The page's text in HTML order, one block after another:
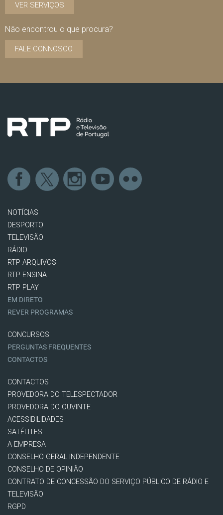
VER SERVIÇOS
Não encontrou o que procura?
FALE CONNOSCO
NOTÍCIAS
DESPORTO
TELEVISÃO
RÁDIO
RTP ARQUIVOS
RTP ENSINA
RTP PLAY
EM DIRETO
REVER PROGRAMAS
CONCURSOS
PERGUNTAS FREQUENTES
CONTACTOS
CONTACTOS
PROVEDORA DO TELESPECTADOR
PROVEDORA DO OUVINTE
ACESSIBILIDADES
SATÉLITES
A EMPRESA
CONSELHO GERAL INDEPENDENTE
CONSELHO DE OPINIÃO
CONTRATO DE CONCESSÃO DO SERVIÇO PÚBLICO DE RÁDIO E
TELEVISÃO
RGPD